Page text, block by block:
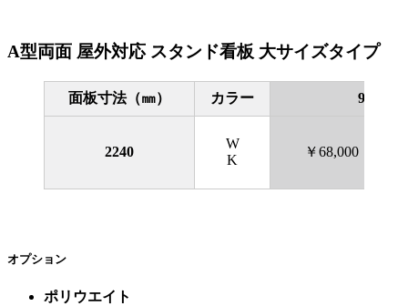
A型両面 屋外対応 スタンド看板 大サイズタイプ
面板寸法（㎜） カラー
2240
W
K
￥68,000（税込
オプション
ポリウエイト